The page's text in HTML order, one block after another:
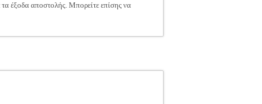
έξοδα αποστολής. Μπορείτε επίσης να